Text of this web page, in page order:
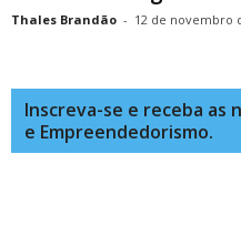
Thales Brandão - 12 de novembro
Inscreva-se e receba as
e Empreendedorismo.